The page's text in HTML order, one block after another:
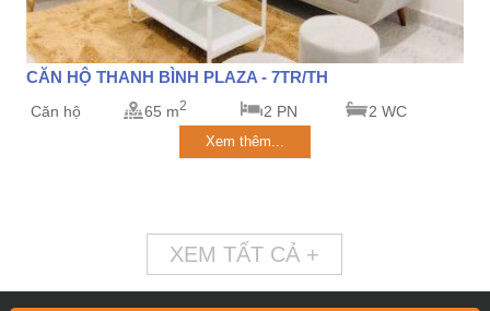
CĂN HỘ THANH BÌNH PLAZA - 7TR/TH
Căn hộ 65 m2 2 PN 2 WC
Xem thêm...
XEM TẤT CẢ +